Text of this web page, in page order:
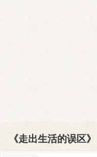
《走出生活的误区》